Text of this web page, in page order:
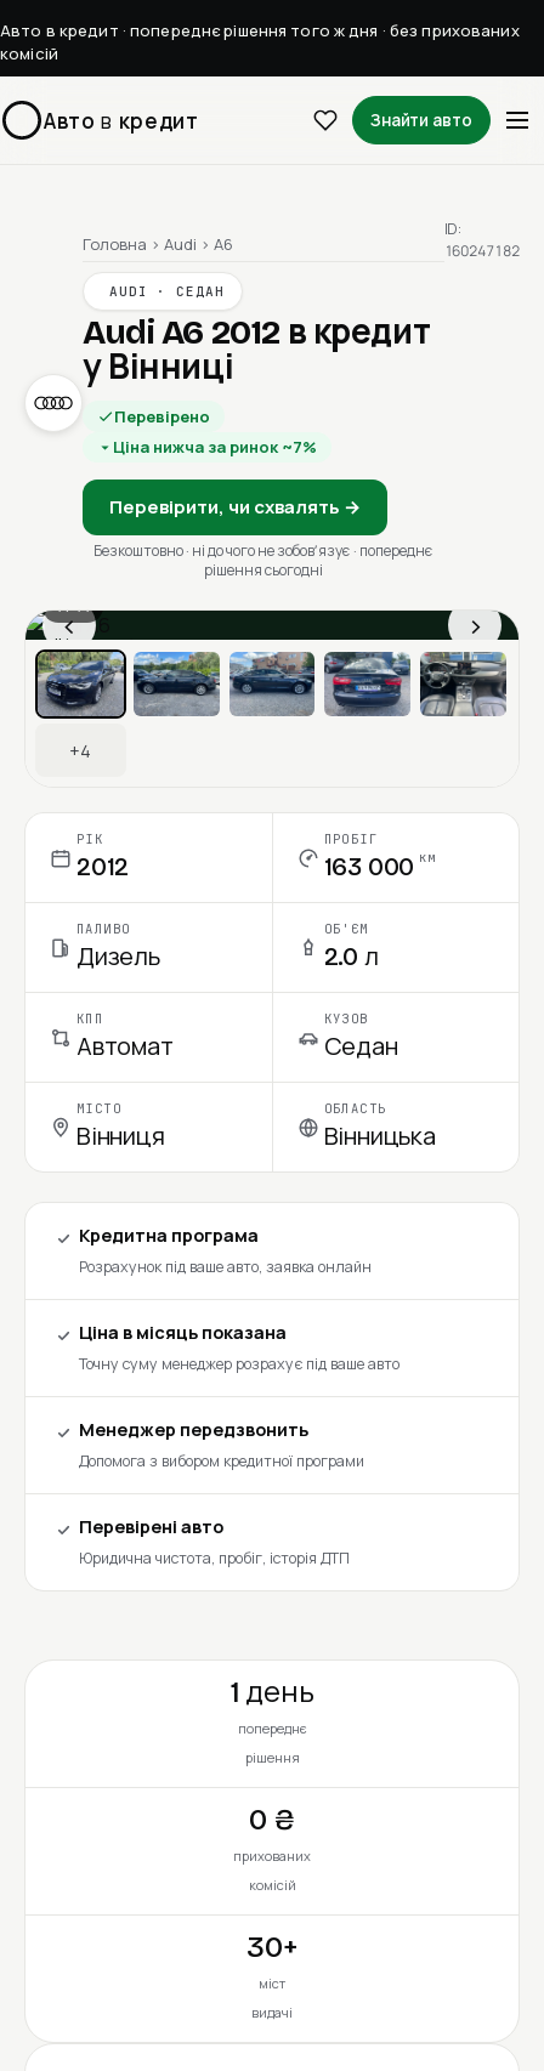
Авто в кредит · попереднє рішення того ж дня · без прихованих
комісій
Авто в кредит Знайти авто
Головна › Audi › A6
AUDI · СЕДАН
Audi A6 2012 в кредит
у Вінниці
Перевірено
Ціна нижча за ринок ~7%
Перевірити, чи схвалять →
Безкоштовно · ні до чого не зобовʼязує · попереднє
рішення сьогодні
ID:
160247182
‹ ›
1 / 11
Ціна в місяць
+4
РІК
2012
ПРОБІГ
163 000 км
ПАЛИВО
Дизель
ОБ'ЄМ
2.0 л
КПП
Автомат
КУЗОВ
Седан
МІСТО
Вінниця
ОБЛАСТЬ
Вінницька
Кредитна програма
Розрахунок під ваше авто, заявка онлайн
Ціна в місяць показана
Точну суму менеджер розрахує під ваше авто
Менеджер передзвонить
Допомога з вибором кредитної програми
Перевірені авто
Юридична чистота, пробіг, історія ДТП
1 день
попереднє
рішення
0 ₴
прихованих
комісій
30+
міст
видачі